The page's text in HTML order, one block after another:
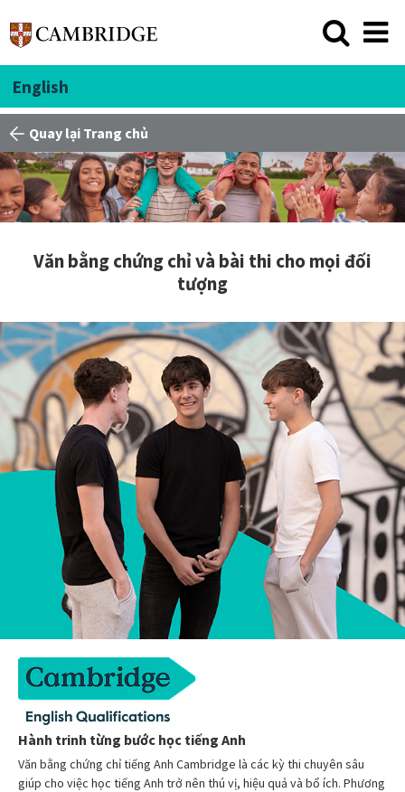
English
Quay lại Trang chủ
Văn bằng chứng chỉ và bài thi cho mọi đối
tượng
Hành trinh từng bước học tiếng Anh
Văn bằng chứng chỉ tiếng Anh Cambridge là các kỳ thi chuyên sâu
giúp cho việc học tiếng Anh trở nên thú vị, hiệu quả và bổ ích. Phương